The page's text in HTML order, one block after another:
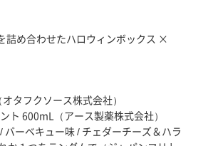
詰め合わせたハロウィンボックス ×
タフクソース株式会社）
ト 600mL（アース製薬株式会社）
バーベキュー味 / チェダーチーズ＆ハラ